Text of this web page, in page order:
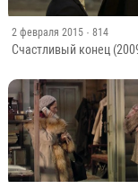
2 февраля 2015 · 814
Счастливый конец